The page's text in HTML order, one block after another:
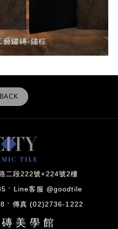
藝鏽磚-鏽棕
BACK
二段222號+224號2樓
Line客服 @goodtile
傳真 (02)2736-1222
美學館